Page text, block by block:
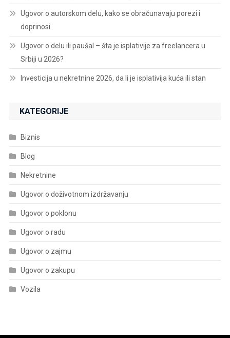
Ugovor o autorskom delu, kako se obračunavaju porezi i
doprinosi
Ugovor o delu ili paušal – šta je isplativije za freelancera u
Srbiji u 2026?
Investicija u nekretnine 2026, da li je isplativija kuća ili stan
KATEGORIJE
Biznis
Blog
Nekretnine
Ugovor o doživotnom izdržavanju
Ugovor o poklonu
Ugovor o radu
Ugovor o zajmu
Ugovor o zakupu
Vozila